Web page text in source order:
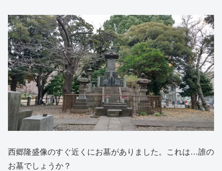
西郷隆盛像のすぐ近くにお墓がありました。これは…誰の
お墓でしょうか？